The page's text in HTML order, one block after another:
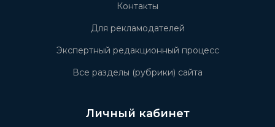
Контакты
Для рекламодателей
Экспертный редакционный процесс
Все разделы (рубрики) сайта
Личный кабинет